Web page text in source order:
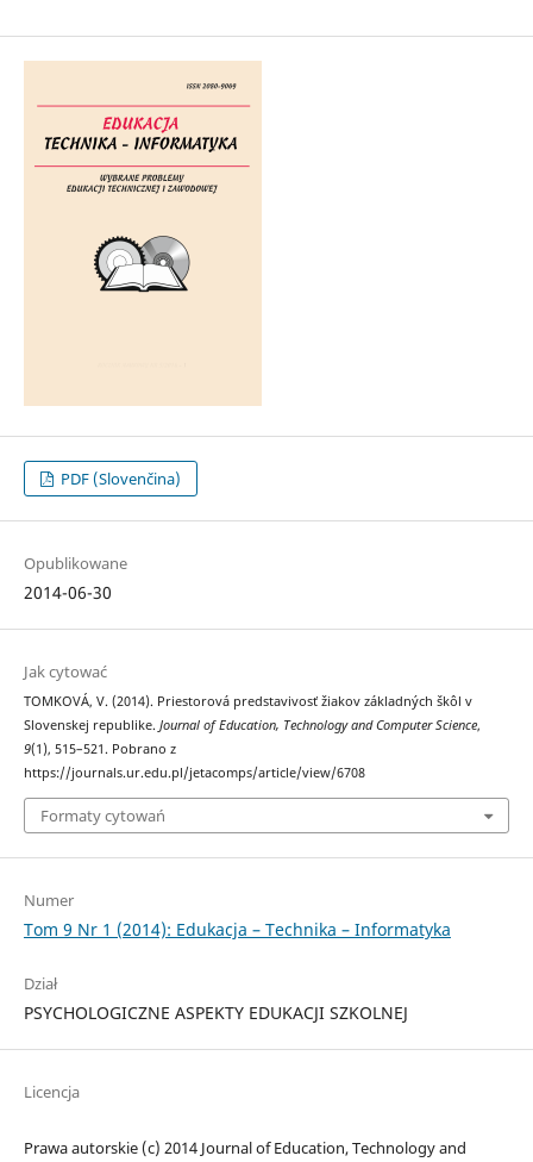
PDF (Slovenčina)
Opublikowane
2014-06-30
Jak cytować
TOMKOVÁ, V. (2014). Priestorová predstavivosť žiakov základných škôl v
Slovenskej republike. Journal of Education, Technology and Computer Science,
9(1), 515–521. Pobrano z
https://journals.ur.edu.pl/jetacomps/article/view/6708
Formaty cytowań
Numer
Tom 9 Nr 1 (2014): Edukacja – Technika – Informatyka
Dział
PSYCHOLOGICZNE ASPEKTY EDUKACJI SZKOLNEJ
Licencja
Prawa autorskie (c) 2014 Journal of Education, Technology and